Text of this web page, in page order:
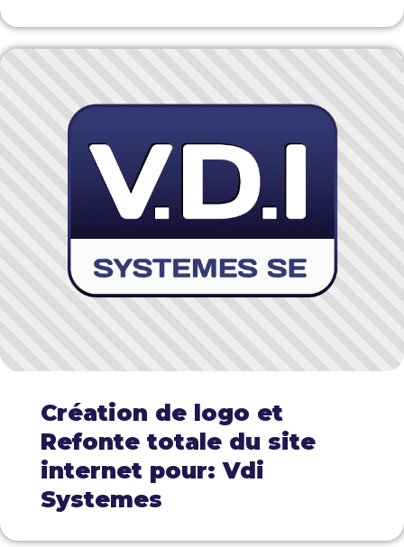
Création de logo et
Refonte totale du site
internet pour: Vdi
Systemes